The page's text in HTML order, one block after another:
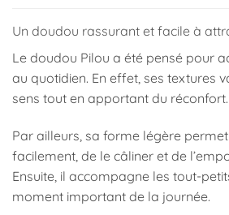
Un doudou rassurant et facile à
Le doudou Pilou a été pensé pour
au quotidien. En effet, ses textures
sens tout en apportant du réconfort.
Par ailleurs, sa forme légère
facilement, de le câliner et de
Ensuite, il accompagne les tout-
moment important de la journée.